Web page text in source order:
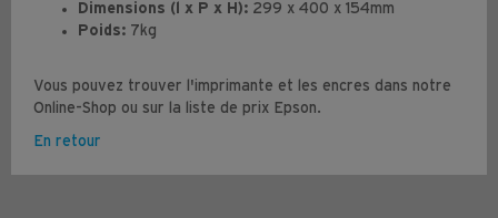
Dimensions (l x P x H): 299 x 400 x 154mm
Poids: 7kg
Vous pouvez trouver l'imprimante et les encres dans notre
Online-Shop ou sur la liste de prix Epson.
En retour